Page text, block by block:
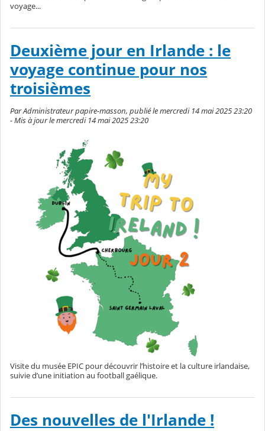
voyage...
Deuxième jour en Irlande : le
voyage continue pour nos
troisièmes
Par Administrateur papire-masson, publié le mercredi 14 mai 2025 23:20
- Mis à jour le mercredi 14 mai 2025 23:20
Visite du musée EPIC pour découvrir l’histoire et la culture irlandaise,
suivie d’une initiation au football gaélique.
Des nouvelles de l'Irlande !